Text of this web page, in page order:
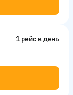
1 рейс в день